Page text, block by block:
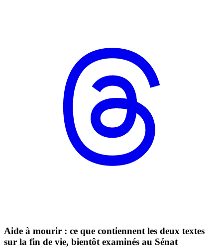
Aide à mourir : ce que contiennent les deux textes
sur la fin de vie, bientôt examinés au Sénat